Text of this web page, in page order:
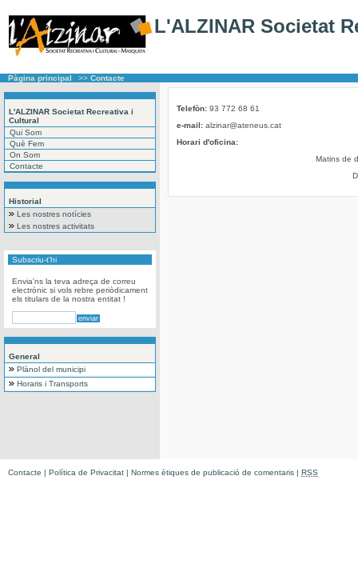
L'ALZINAR Societat
Pàgina principal >> Contacte
L'ALZINAR Societat Recreativa i
Cultural
Qui Som
Què Fem
On Som
Contacte
Historial
Les nostres notícies
Les nostres activitats
Subscriu-t'hi
Envia'ns la teva adreça de correu
electrònic si vols rebre periòdicament
els titulars de la nostra entitat !
General
Plànol del municipi
Horaris i Transports
Telefòn: 93 772 68 61
e-mail: alzinar@ateneus.cat
Horari d'oficina:
Matins de
Contacte | Política de Privacitat | Normes ètiques de publicació de comentaris | RSS